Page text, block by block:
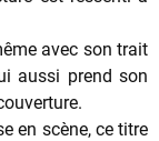
avec son trait
aussi prend son
en scène, ce titre